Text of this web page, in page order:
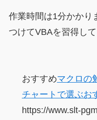
作業時間は1分かかり
つけてVBAを習得して
おすすめマクロの
チャートで選ぶお
https://www.slt-